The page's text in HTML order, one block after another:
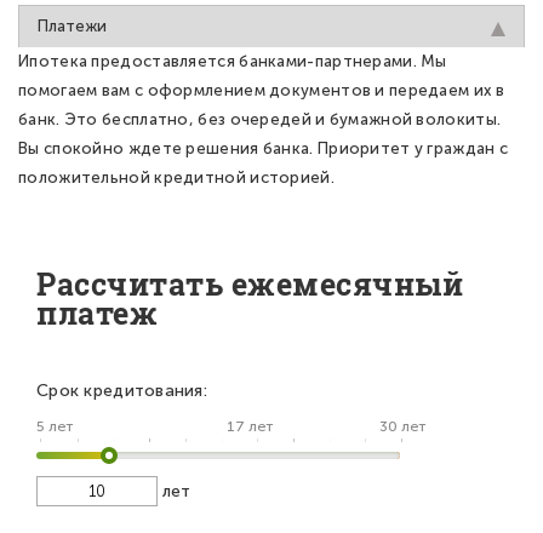
Платежи
Ипотека предоставляется банками-партнерами. Мы
помогаем вам с оформлением документов и передаем их в
банк. Это бесплатно, без очередей и бумажной волокиты.
Вы спокойно ждете решения банка. Приоритет у граждан с
положительной кредитной историей.
Рассчитать ежемесячный
платеж
Срок кредитования:
5 лет 17 лет 30 лет
лет